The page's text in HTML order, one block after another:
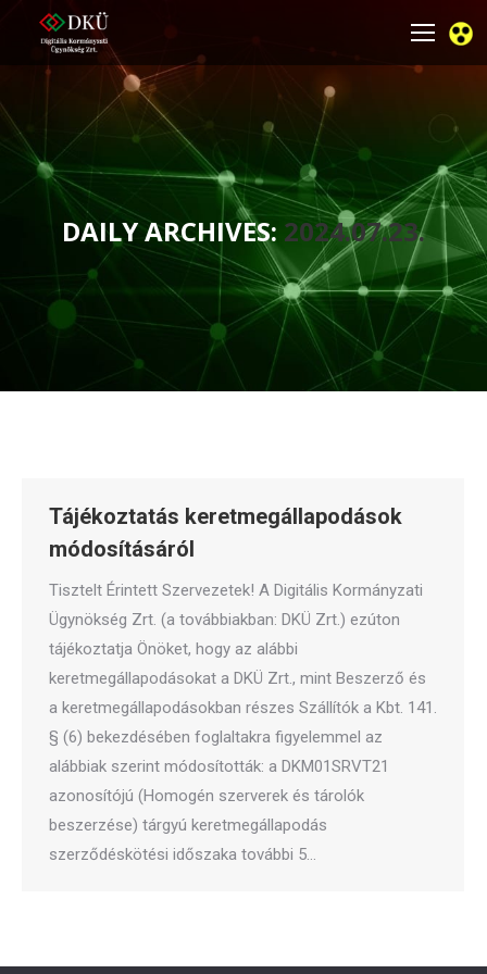
DAILY ARCHIVES: 2024.07.23.
You are here:
Tájékoztatás keretmegállapodások
módosításáról
Tisztelt Érintett Szervezetek! A Digitális Kormányzati
Ügynökség Zrt. (a továbbiakban: DKÜ Zrt.) ezúton
tájékoztatja Önöket, hogy az alábbi
keretmegállapodásokat a DKÜ Zrt., mint Beszerző és
a keretmegállapodásokban részes Szállítók a Kbt. 141.
§ (6) bekezdésében foglaltakra figyelemmel az
alábbiak szerint módosították: a DKM01SRVT21
azonosítójú (Homogén szerverek és tárolók
beszerzése) tárgyú keretmegállapodás
szerződéskötési időszaka további 5…